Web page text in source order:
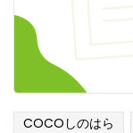
COCOしのはら